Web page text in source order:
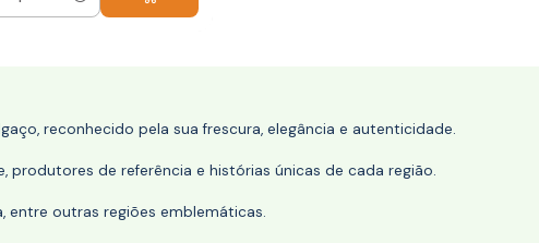
reconhecido pela sua frescura, elegância e autenticidade.
de referência e histórias únicas de cada região.
entre outras regiões emblemáticas.